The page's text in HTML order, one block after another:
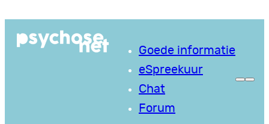
naar
Goede informatie
eSpreekuur
Chat
Forum